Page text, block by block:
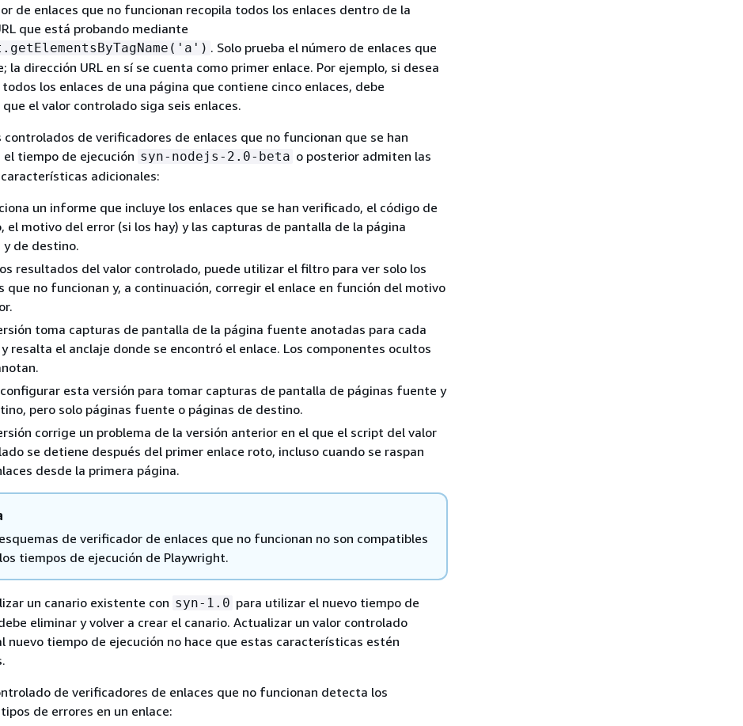
de enlaces que no funcionan recopila todos los enlaces dentro de la
que está probando mediante
. Solo prueba el número de enlaces que
la dirección URL en sí se cuenta como primer enlace. Por ejemplo, si desea
los enlaces de una página que contiene cinco enlaces, debe
el valor controlado siga seis enlaces.
controlados de verificadores de enlaces que no funcionan que se han
el tiempo de ejecución syn-nodejs-2.0-beta o posterior admiten las
adicionales:
un informe que incluye los enlaces que se han verificado, el código de
el motivo del error (si los hay) y las capturas de pantalla de la página
de destino.
resultados del valor controlado, puede utilizar el filtro para ver solo los
que no funcionan y, a continuación, corregir el enlace en función del motivo
toma capturas de pantalla de la página fuente anotadas para cada
resalta el anclaje donde se encontró el enlace. Los componentes ocultos
esta versión para tomar capturas de pantalla de páginas fuente y
pero solo páginas fuente o páginas de destino.
corrige un problema de la versión anterior en el que el script del valor
se detiene después del primer enlace roto, incluso cuando se raspan
desde la primera página.
de verificador de enlaces que no funcionan no son compatibles
tiempos de ejecución de Playwright.
un canario existente con syn-1.0 para utilizar el nuevo tiempo de
eliminar y volver a crear el canario. Actualizar un valor controlado
nuevo tiempo de ejecución no hace que estas características estén
de verificadores de enlaces que no funcionan detecta los
de errores en un enlace: